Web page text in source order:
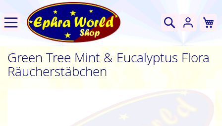
Suche
Green Tree Mint & Eucalyptus Flora
Räucherstäbchen